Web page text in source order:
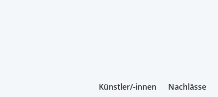
Künstler/-innen Nachlässe